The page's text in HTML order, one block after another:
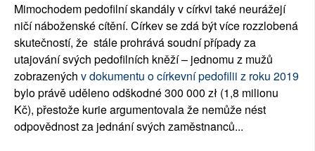
Mimochodem pedofilní skandály v církvi také neurážejí
ničí náboženské cítění. Církev se zdá být více rozzlobená
skutečností, že stále prohrává soudní případy za
utajování svých pedofilních kněží – jednomu z mužů
zobrazených v dokumentu o církevní pedofilii z roku 2019
bylo právě uděleno odškodné 300 000 zł (1,8 milionu
Kč), přestože kurie argumentovala že nemůže nést
odpovědnost za jednání svých zaměstnanců...